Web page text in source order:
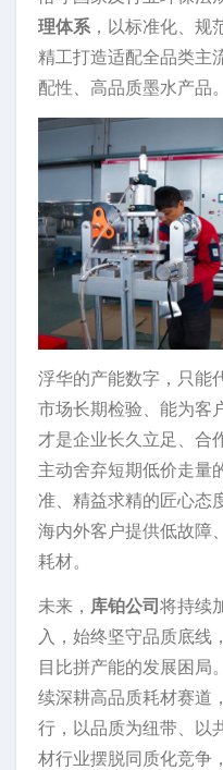
理体系，以标准化、规
精工打造适配全品类主
配性、高品质墨水产品。
浮华的产能数字，只能
市场长期检验、能为客
才是企业长久立足、合
主动舍弃短期低价走量
准、精益求精的匠心态
海内外客户提供低故障
耗材。
未来， 库铂公司 将持续
入，始终坚守品质底线
目比拼产能的发展困局
续深耕高品质耗材赛道
行，以品质为纽带、以
材行业摆脱同质化竞争